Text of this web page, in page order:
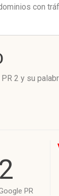
con
2 y su
2
PR